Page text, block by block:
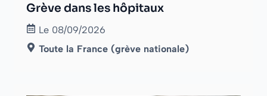
Grève dans les hôpitaux
Le 08/09/2026
Toute la France (grève nationale)